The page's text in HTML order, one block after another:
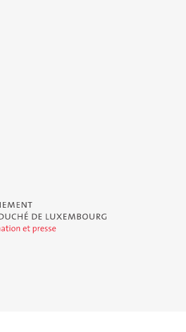
Duché de Luxembourg - Service